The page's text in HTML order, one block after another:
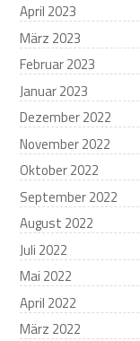
April 2023
März 2023
Februar 2023
Januar 2023
Dezember 2022
November 2022
Oktober 2022
September 2022
August 2022
Juli 2022
Mai 2022
April 2022
März 2022